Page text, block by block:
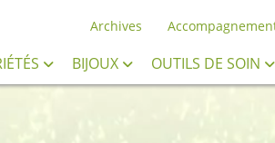
Archives
BIJOUX OUTILS DE SOIN